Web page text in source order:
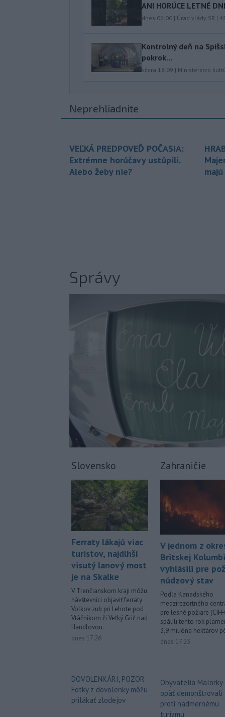
ANI HORÚCE LETNÉ
dnes 06:00 | Úrad vlády SR |
Kontrolný deň na
pokrok...
včera 18:09 | Ministerstvo
Neprehliadnite
VEĽKÁ PREDPOVEĎ POČASIA:
Extrémne horúčavy ustúpili.
Alebo žeby nie?
Správy
Slovensko
Ferraty lákajú viac
turistov, najdlhší
visutý lanový most
je na Skalke
V Trenčianskom kraji môžu
návštevníci objaviť ferraty
Volkov zub pri Lehote pod
Vtáčnikom či Veľký Grič nad
Handlovou.
dnes 17:26
DOVOLENKÁRI, POZOR:
Fotky z dovolenky môžu
prilákať zlodejov
Zahraničie
V jednom z
Britskej
vyhlásili pre
núdzový stav
Podľa Kanadského
medzirezortného
pre lesné požiare
spálili tento rok
3,9 milióna hektárov
dnes 17:23
Obyvatelia Malorky
opäť demonštrovali
proti nadmernému
turizmu